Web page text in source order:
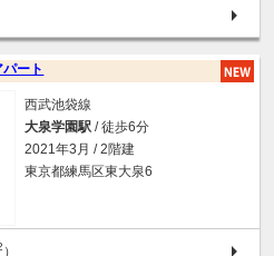
ート
西武池袋線
大泉学園駅 / 徒歩6分
2021年3月 / 2階建
東京都練馬区東大泉6
）